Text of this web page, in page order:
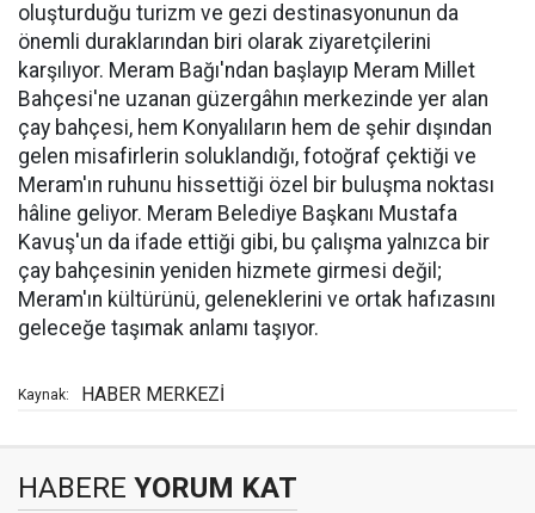
oluşturduğu turizm ve gezi destinasyonunun da
önemli duraklarından biri olarak ziyaretçilerini
karşılıyor. Meram Bağı'ndan başlayıp Meram Millet
Bahçesi'ne uzanan güzergâhın merkezinde yer alan
çay bahçesi, hem Konyalıların hem de şehir dışından
gelen misafirlerin soluklandığı, fotoğraf çektiği ve
Meram'ın ruhunu hissettiği özel bir buluşma noktası
hâline geliyor. Meram Belediye Başkanı Mustafa
Kavuş'un da ifade ettiği gibi, bu çalışma yalnızca bir
çay bahçesinin yeniden hizmete girmesi değil;
Meram'ın kültürünü, geleneklerini ve ortak hafızasını
geleceğe taşımak anlamı taşıyor.
Kaynak: HABER MERKEZİ
HABERE YORUM KAT